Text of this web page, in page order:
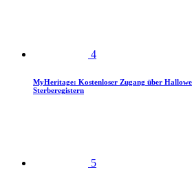
4
MyHeritage: Kostenloser Zugang über
Sterberegistern
5